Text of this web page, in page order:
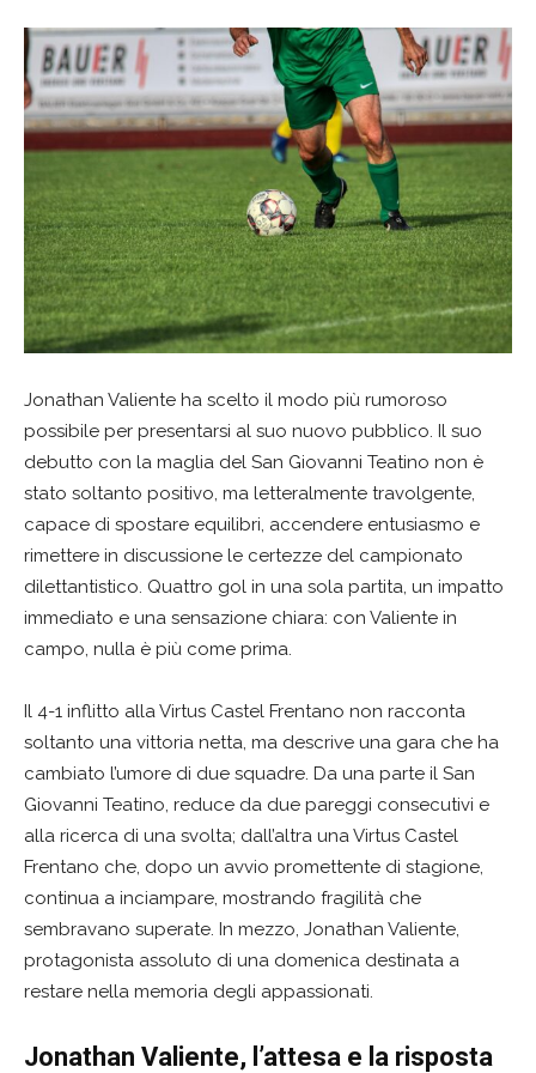
Jonathan Valiente ha scelto il modo più rumoroso
possibile per presentarsi al suo nuovo pubblico. Il suo
debutto con la maglia del San Giovanni Teatino non è
stato soltanto positivo, ma letteralmente travolgente,
capace di spostare equilibri, accendere entusiasmo e
rimettere in discussione le certezze del campionato
dilettantistico. Quattro gol in una sola partita, un impatto
immediato e una sensazione chiara: con Valiente in
campo, nulla è più come prima.
Il 4-1 inflitto alla Virtus Castel Frentano non racconta
soltanto una vittoria netta, ma descrive una gara che ha
cambiato l’umore di due squadre. Da una parte il San
Giovanni Teatino, reduce da due pareggi consecutivi e
alla ricerca di una svolta; dall’altra una Virtus Castel
Frentano che, dopo un avvio promettente di stagione,
continua a inciampare, mostrando fragilità che
sembravano superate. In mezzo, Jonathan Valiente,
protagonista assoluto di una domenica destinata a
restare nella memoria degli appassionati.
Jonathan Valiente, l’attesa e la risposta